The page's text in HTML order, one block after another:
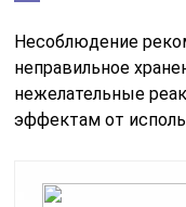
Несоблюдение
неправильное
нежелательные
эффектам от